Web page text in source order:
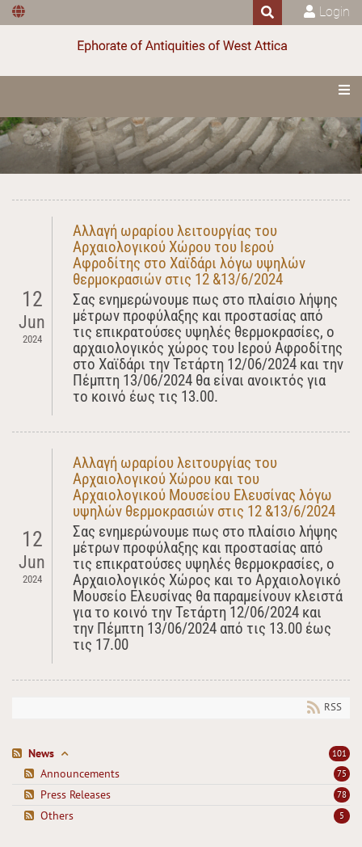
Login
12
Jun
2024
Αλλαγή ωραρίου λειτουργίας του
Αρχαιολογικού Χώρου του Ιερού
Αφροδίτης στο Χαϊδάρι λόγω υψηλών
θερμοκρασιών στις 12 &13/6/2024
Σας ενημερώνουμε πως στο πλαίσιο λήψης
μέτρων προφύλαξης και προστασίας από
τις επικρατούσες υψηλές θερμοκρασίες, ο
αρχαιολογικός χώρος του Ιερού Αφροδίτης
στο Χαϊδάρι την Τετάρτη 12/06/2024 και την
Πέμπτη 13/06/2024 θα είναι ανοικτός για
το κοινό έως τις 13.00.
12
Jun
2024
Αλλαγή ωραρίου λειτουργίας του
Αρχαιολογικού Χώρου και του
Αρχαιολογικού Μουσείου Ελευσίνας λόγω
υψηλών θερμοκρασιών στις 12 &13/6/2024
Σας ενημερώνουμε πως στο πλαίσιο λήψης
μέτρων προφύλαξης και προστασίας από
τις επικρατούσες υψηλές θερμοκρασίες, ο
Αρχαιολογικός Χώρος και το Αρχαιολογικό
Μουσείο Ελευσίνας θα παραμείνουν κλειστά
για το κοινό την Τετάρτη 12/06/2024 και
την Πέμπτη 13/06/2024 από τις 13.00 έως
τις 17.00
RSS
101
News
75
Announcements
78
Press Releases
5
Others